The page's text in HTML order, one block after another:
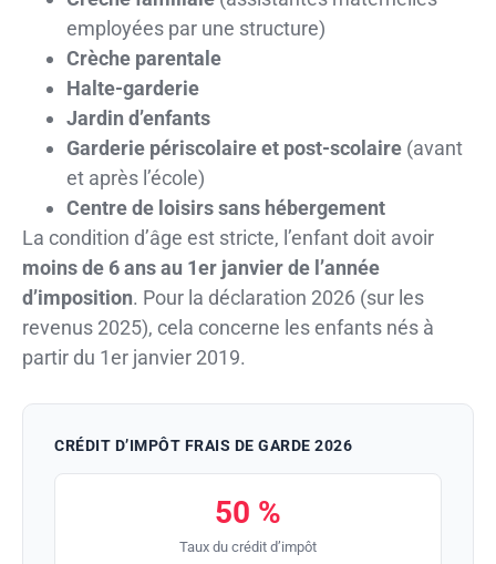
employées par une structure)
Crèche parentale
Halte-garderie
Jardin d’enfants
Garderie périscolaire et post-scolaire (avant
et après l’école)
Centre de loisirs sans hébergement
La condition d’âge est stricte, l’enfant doit avoir
moins de 6 ans au 1er janvier de l’année
d’imposition. Pour la déclaration 2026 (sur les
revenus 2025), cela concerne les enfants nés à
partir du 1er janvier 2019.
CRÉDIT D’IMPÔT FRAIS DE GARDE 2026
50 %
Taux du crédit d’impôt